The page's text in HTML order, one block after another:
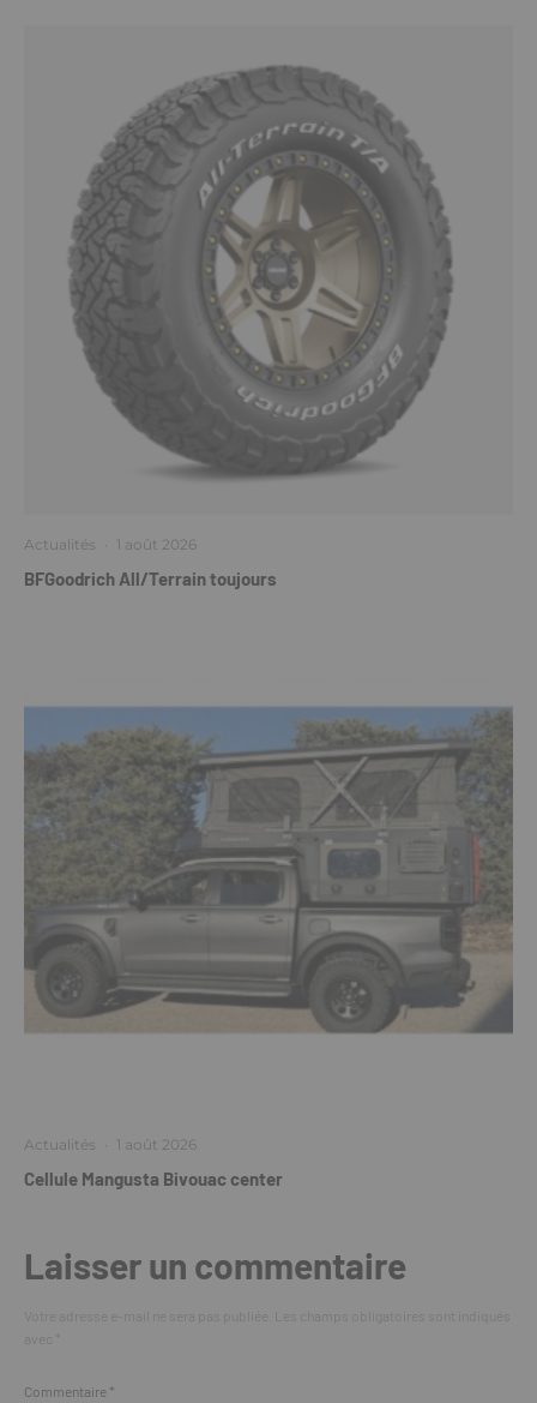
Actualités · 1 août 2026
BFGoodrich All/Terrain toujours
Actualités · 1 août 2026
Cellule Mangusta Bivouac center
Laisser un commentaire
Commentaire *